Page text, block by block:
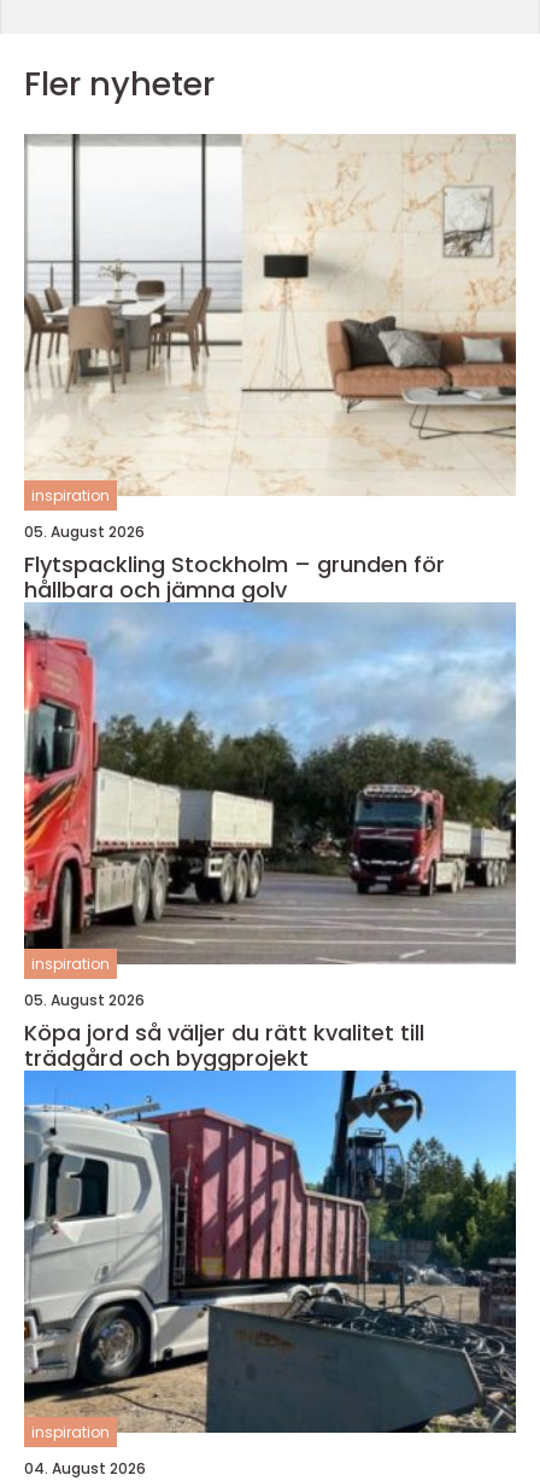
Fler nyheter
inspiration
05. August 2026
Flytspackling Stockholm – grunden för
hållbara och jämna golv
inspiration
05. August 2026
Köpa jord så väljer du rätt kvalitet till
trädgård och byggprojekt
inspiration
04. August 2026